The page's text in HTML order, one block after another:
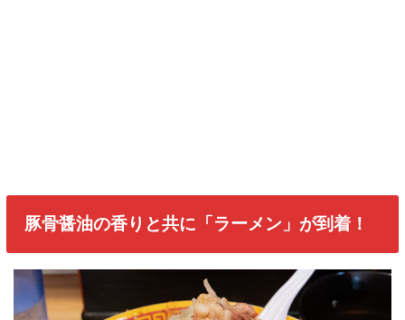
豚骨醤油の香りと共に「ラーメン」が到着！